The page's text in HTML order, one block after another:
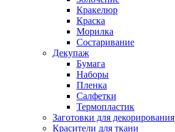
Кракелюр
Краска
Морилка
Состаривание
Декупаж
Бумага
Наборы
Пленка
Салфетки
Термопластик
Заготовки для декорирования
Красители для ткани